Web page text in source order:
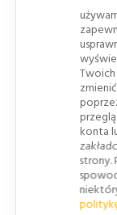
konta
strony.